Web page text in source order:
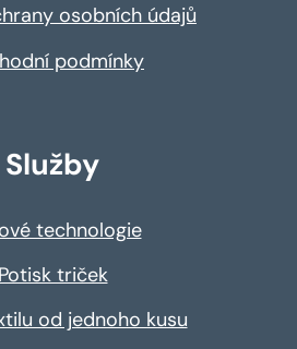
osobních údajů
podmínky
Služby
technologie
Potisk triček
od jednoho kusu